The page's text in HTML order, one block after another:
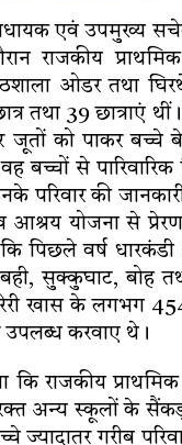
एवं उपमुख्य
राजकीय
ओडर तथा
तथा 39 छात्राएं
को पाकर बच्चे
बच्चों से
परिवार की
योजना से
पिछले वर्ष धारकंडी
सुक्कुघाट, बोह
खास के लगभग 454
उपलब्ध करवाए थे।
कि राजकीय
अन्य स्कूलों के
ज्यादातर गरीब